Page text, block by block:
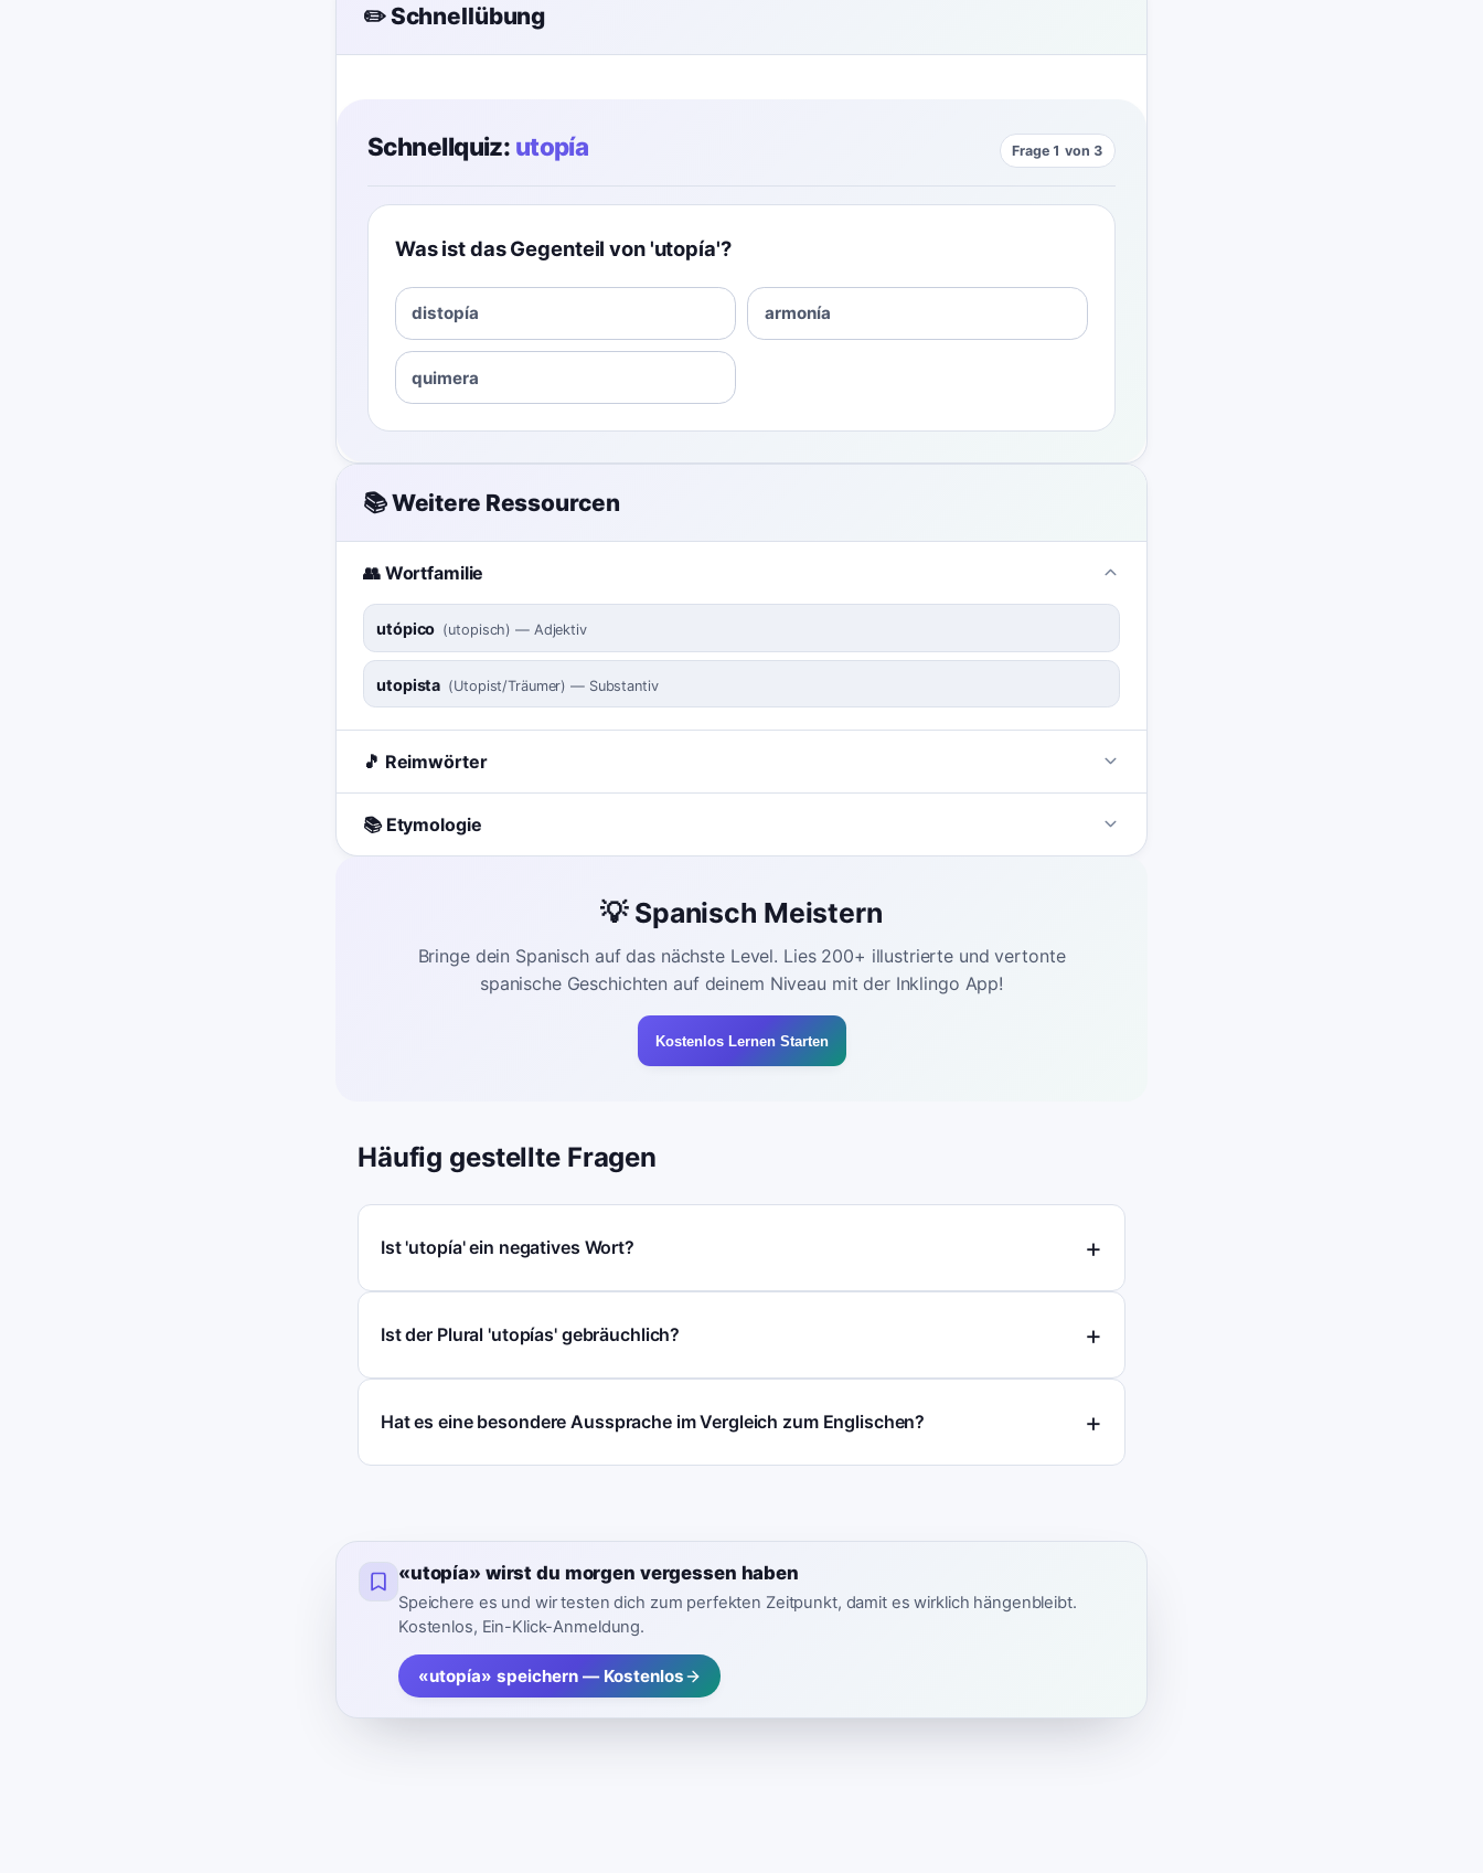
✏️ Schnellübung
Schnellquiz: utopía Frage 1 von 3
Was ist das Gegenteil von 'utopía'?
distopía armonía
quimera
📚 Weitere Ressourcen
👥 Wortfamilie
utópico (utopisch) — Adjektiv
utopista (Utopist/Träumer) — Substantiv
🎵 Reimwörter
📚 Etymologie
💡 Spanisch Meistern
Bringe dein Spanisch auf das nächste Level. Lies 200+ illustrierte und vertonte
spanische Geschichten auf deinem Niveau mit der Inklingo App!
Kostenlos Lernen Starten
Häufig gestellte Fragen
Ist 'utopía' ein negatives Wort?
Ist der Plural 'utopías' gebräuchlich?
Hat es eine besondere Aussprache im Vergleich zum Englischen?
«utopía» wirst du morgen vergessen haben
Speichere es und wir testen dich zum perfekten Zeitpunkt, damit es wirklich hängenbleibt.
Kostenlos, Ein-Klick-Anmeldung.
«utopía» speichern — Kostenlos